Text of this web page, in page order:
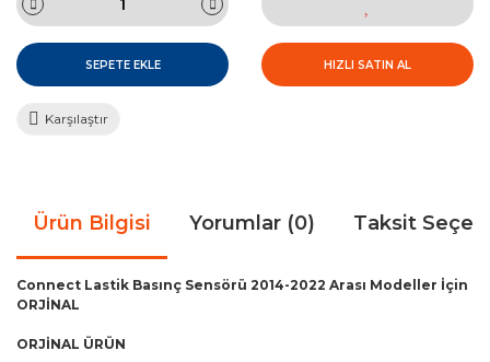
SEPETE EKLE HIZLI SATIN AL
Karşılaştır
Ürün Bilgisi Yorumlar (0) Taksit
Connect Lastik Basınç Sensörü 2014-2022 Arası Modeller İçin
ORJİNAL
ORJİNAL ÜRÜN